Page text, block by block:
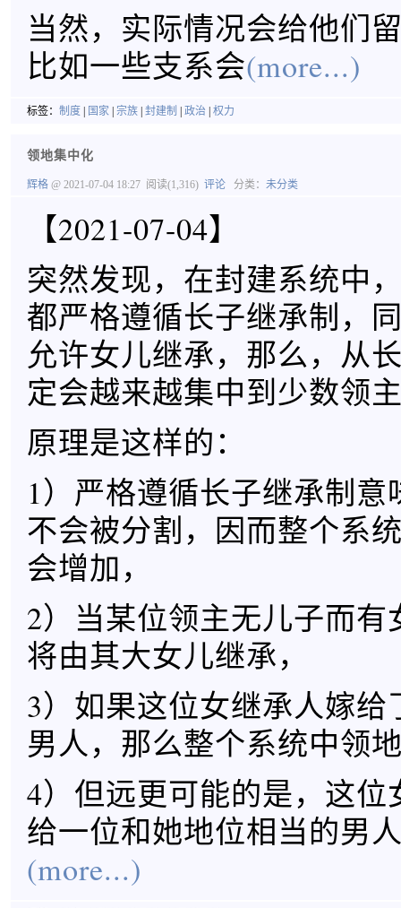
当然，实际情况会给他们
比如一些支系会(more...)
标签： 制度 国家 宗族 封建制 政治 权力
领地集中化
辉格 @ 2021-07-04 18:27 阅读(1,316) 评论 分类： 未分类
【2021-07-04】
突然发现，在封建系统中
都严格遵循长子继承制，
允许女儿继承，那么，从
定会越来越集中到少数领
原理是这样的：
1）严格遵循长子继承制意
不会被分割，因而整个系
会增加，
2）当某位领主无儿子而有
将由其大女儿继承，
3）如果这位女继承人嫁给
男人，那么整个系统中领
4）但远更可能的是，这位
给一位和她地位相当的男
(more...)